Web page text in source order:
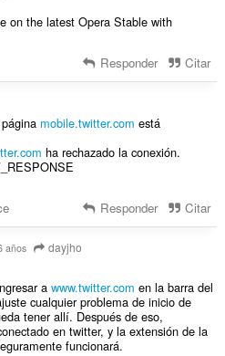
on the latest Opera Stable with
Responder Citar
mobile.twitter.com está
ha rechazado la conexión.
Responder Citar
años dayjho
a www.twitter.com en la barra del
cualquier problema de inicio de
tener allí. Después de eso,
en twitter, y la extensión de la
funcionará.